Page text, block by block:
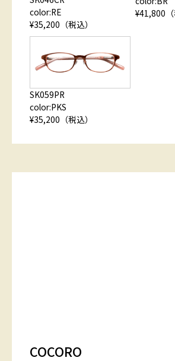
color:RE
¥35,200（税込）
¥41,800（
SK059PR
color:PKS
¥35,200（税込）
COCORO